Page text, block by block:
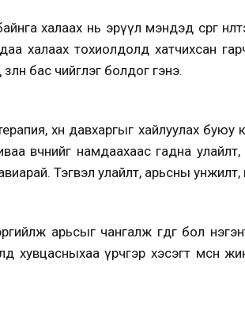
халаах нь эрүүл мэндэд сөрөг
халаах тохиолдолд хатчихсан
бас чийглэг болдог гэнэ.
өөхөн давхаргыг хайлуулах
өвчнийг намдаахаас гадна улайлт,
тавиарай. Тэгвэл улайлт, арьсны
арьсыг чангалж өгдөг бол
хувцасныхаа үрчгэр хэсэгт мөсөн